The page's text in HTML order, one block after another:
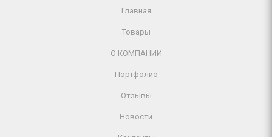
Главная
Товары
О КОМПАНИИ
Портфолио
Отзывы
Новости